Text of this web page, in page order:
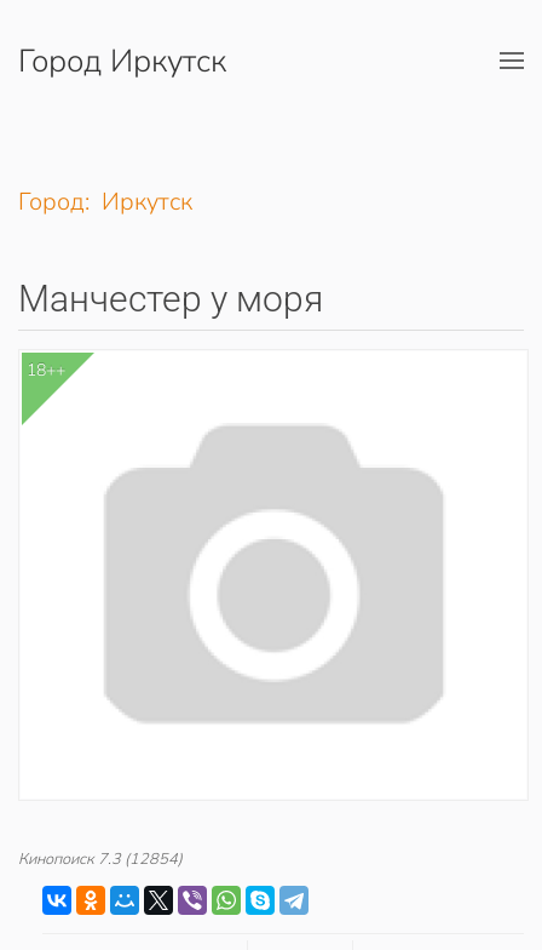
Перейти к содержимому
Город Иркутск
Город: Иркутск
Манчестер у моря
18++
Кинопоиск 7.3(12854)